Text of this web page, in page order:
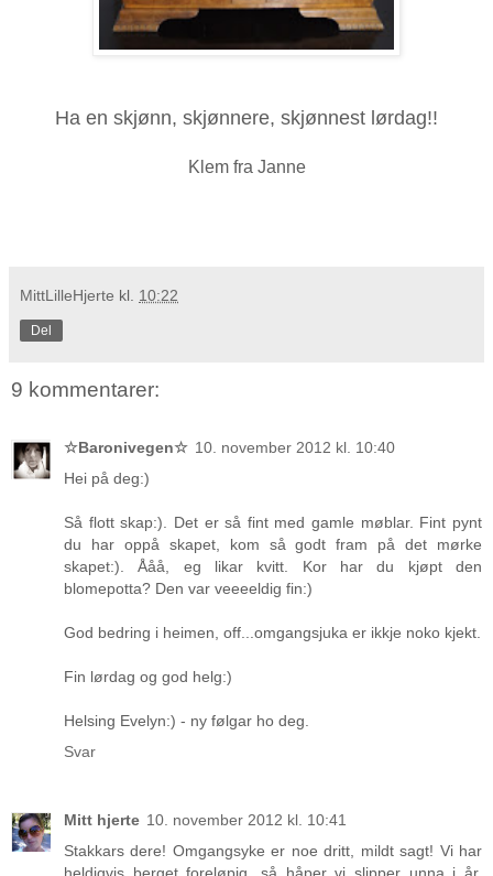
Ha en skjønn, skjønnere, skjønnest lørdag!!
Klem fra Janne
MittLilleHjerte kl. 10:22
Del
9 kommentarer:
☆Baronivegen☆ 10. november 2012 kl. 10:40
Hei på deg:)
Så flott skap:). Det er så fint med gamle møblar. Fint pynt
du har oppå skapet, kom så godt fram på det mørke
skapet:). Ååå, eg likar kvitt. Kor har du kjøpt den
blomepotta? Den var veeeeldig fin:)
God bedring i heimen, off...omgangsjuka er ikkje noko kjekt.
Fin lørdag og god helg:)
Helsing Evelyn:) - ny følgar ho deg.
Svar
Mitt hjerte 10. november 2012 kl. 10:41
Stakkars dere! Omgangsyke er noe dritt, mildt sagt! Vi har
heldigvis berget foreløpig, så håper vi slipper unna i år.